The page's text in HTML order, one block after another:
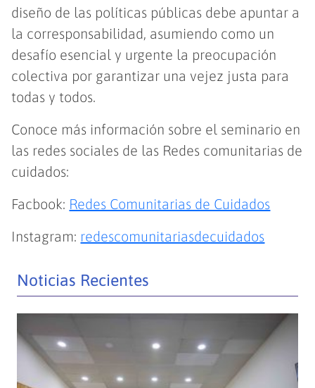
diseño de las políticas públicas debe apuntar a
la corresponsabilidad, asumiendo como un
desafío esencial y urgente la preocupación
colectiva por garantizar una vejez justa para
todas y todos.
Conoce más información sobre el seminario en
las redes sociales de las Redes comunitarias de
cuidados:
Facbook: Redes Comunitarias de Cuidados
Instagram: redescomunitariasdecuidados
Noticias Recientes